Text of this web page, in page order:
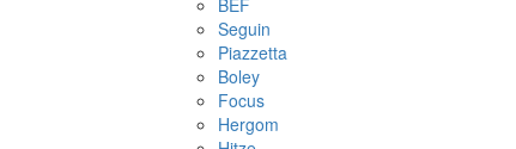
Seguin
Piazzetta
Boley
Focus
Hergom